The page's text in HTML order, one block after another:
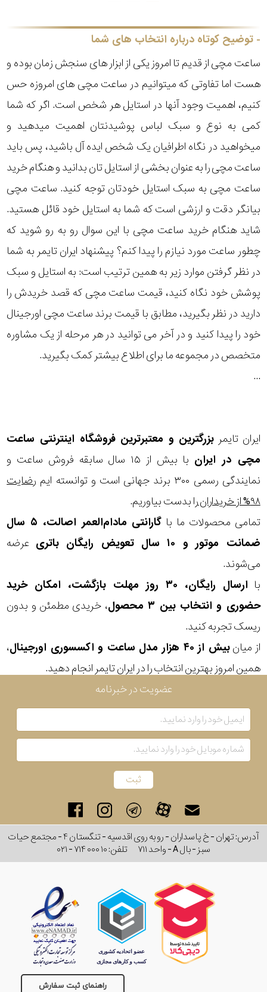
توضیح کوتاه درباره انتخاب های شما
ساعت مچی از قدیم تا امروز یکی از ابزار های سنجش زمان بوده و
هست اما تفاوتی که میتوانیم در ساعت مچی های امروزه حس
کنیم، اهمیت وجود آنها در استایل هر شخص است. اگر که شما
کمی به نوع و سبک لباس پوشیدنتان اهمیت میدهید و
میخواهید در نگاه اطرافیان یک شخص ایده آل باشید، پس باید
ساعت مچی را به عنوان بخشی از استایل تان بدانید و هنگام خرید
ساعت مچی به سبک استایل خودتان توجه کنید. ساعت مچی
بیانگر دقت و ارزشی است که شما به استایل خود قائل هستید.
شاید هنگام خرید ساعت مچی با این سوال رو به رو شوید که
چطور ساعت مورد نیازم را پیدا کنم؟ پیشنهاد ایران تایمر به شما
در نظر گرفتن موارد زیر به همین ترتیب است: به استایل و سبک
پوشش خود نگاه کنید، قیمت ساعت مچی که قصد خریدش را
دارید در نظر بگیرید، مطابق با قیمت برند ساعت مچی اورجینال
خود را پیدا کنید و در آخر می توانید در هر مرحله از یک مشاوره
متخصص در مجموعه ما برای اطلاع بیشتر کمک بگیرید.
...
ایران تایمر بزرگترین و معتبرترین فروشگاه اینترنتی ساعت
مچی در ایران
با بیش از ۱۵ سال سابقه فروش ساعت و
نمایندگی رسمی ۳۰۰ برند جهانی است و توانسته ایم
رضایت
۹۸% از خریداران
را بدست بیاوریم.
تمامی محصولات ما با
گارانتی مادام‌العمر اصالت، ۵ سال
ضمانت موتور و ۱۰ سال تعویض رایگان باتری
عرضه
می‌شوند.
با
ارسال رایگان، ۳۰ روز مهلت بازگشت، امکان خرید
حضوری و انتخاب بین ۳ محصول
، خریدی مطمئن و بدون
ریسک تجربه کنید.
از میانبیش از ۴۰ هزار مدل ساعت و اکسسوری اورجینال
،
همین امروز بهترین انتخاب را در ایران تایمر انجام دهید.
عضویت در خبرنامه
آدرس: تهران - خ پاسداران - رو به روی اقدسیه - تنگستان ۴ - مجتمع حیات
سبز - بال A - واحد ۷۱۱
تلفن:۰۲۱ - ۷۱۴ ۰۰۰ ۱۰
راهنمای ثبت سفارش